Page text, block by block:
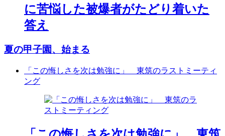
に苦悩した被爆者がたどり着いた
答え
夏の甲子園、始まる
「この悔しさを次は勉強に」 東筑のラストミーティ
ング